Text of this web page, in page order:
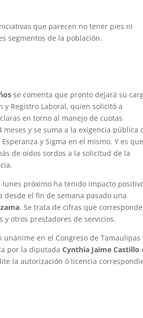
que parecen no tener pies ni
segmentos de la población.
se comenta que pronto dejará su
y Registro Laboral, quien solicitó a
en torno al manejo de cuotas
y se suma a la exigencia pública
y Sigma en el mismo. Y es
de oídos sordos a la solicitud de la
próximo ha tenido impacto
el fin de semana pasado una
. Se trata de cifras que
otros prestadores de servicios.
en el Congreso de Tamaulipas
por la diputadaCynthia Jaime Castillo
la autorización ó licencia